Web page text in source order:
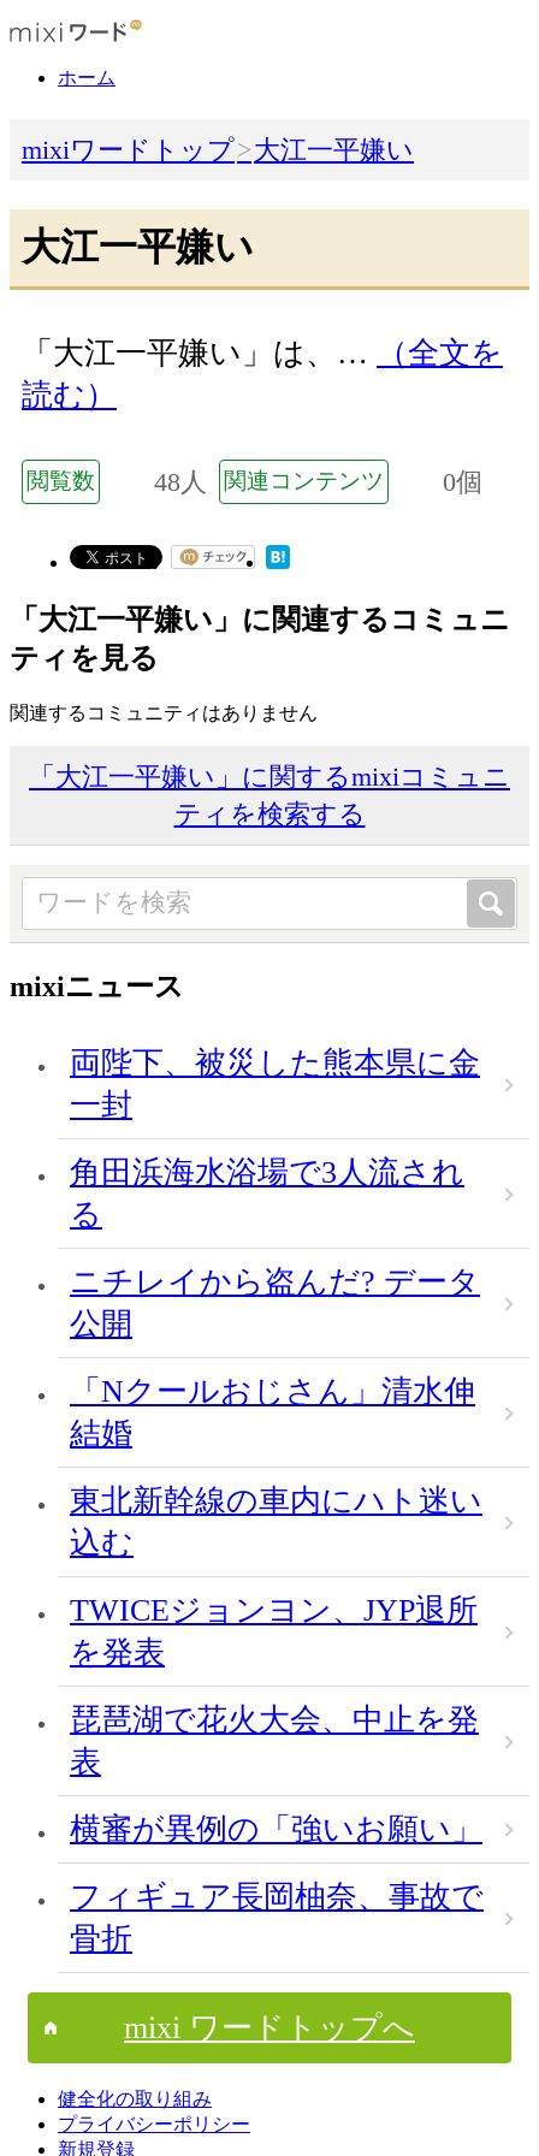
ホーム
mixiワードトップ 大江一平嫌い
大江一平嫌い
「大江一平嫌い」は、…
（全文を
読む）
閲覧数 48人 関連コンテンツ 0個
「大江一平嫌い」に関連するコミュニ
ティを見る
関連するコミュニティはありません
「大江一平嫌い」に関するmixiコミュニ
ティを検索する
mixiニュース
両陛下、被災した熊本県に金
一封
角田浜海水浴場で3人流され
る
ニチレイから盗んだ? データ
公開
「Nクールおじさん」清水伸
結婚
東北新幹線の車内にハト迷い
込む
TWICEジョンヨン、JYP退所
を発表
琵琶湖で花火大会、中止を発
表
横審が異例の「強いお願い」
フィギュア長岡柚奈、事故で
骨折
mixi ワードトップへ
健全化の取り組み
プライバシーポリシー
新規登録